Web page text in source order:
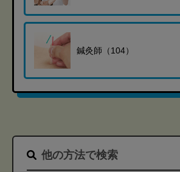
鍼灸師（104）
他の方法で検索